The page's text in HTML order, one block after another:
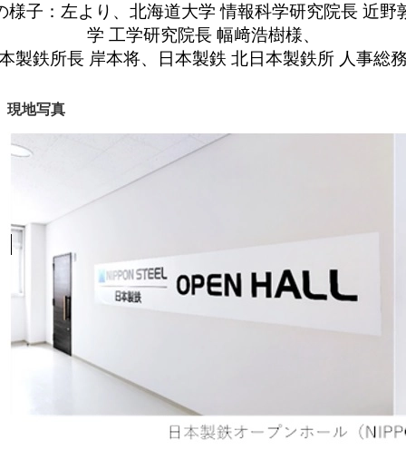
様子：左より、北海道大学 情報科学研究院長 近野
学 工学研究院長 幅﨑浩樹様、
製鉄所長 岸本将、日本製鉄 北日本製鉄所 人事総
現地写真